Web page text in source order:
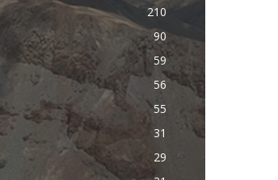
210
90
59
56
55
31
29